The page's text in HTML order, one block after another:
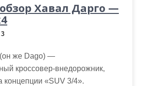
Хавал Дарго —
же Dago) —
кроссовер-внедорожник,
концепции «SUV 3/4».